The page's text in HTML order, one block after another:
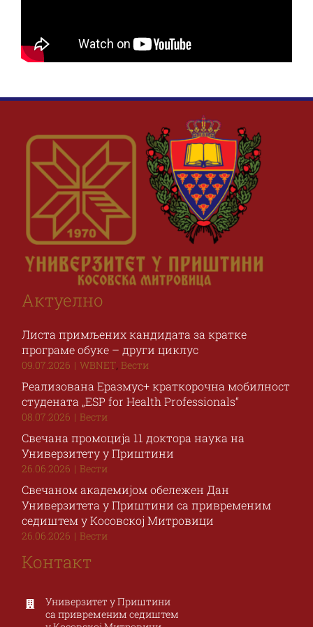
Међународна сарадња
Алумни
Актуелно
Листа примљених кандидата за кратке
програме обуке – други циклус
09.07.2026 | WBNET,Вести
Реализована Еразмус+ краткорочна мобилност
студената „ESP for Health Professionals“
08.07.2026 | Вести
Свечана промоција 11 доктора наука на
Универзитету у Приштини
26.06.2026 | Вести
Свечаном академијом обележен Дан
Универзитета у Приштини са привременим
седиштем у Косовској Митровици
26.06.2026 | Вести
Контакт
Универзитет у Приштини
са привременим седиштем